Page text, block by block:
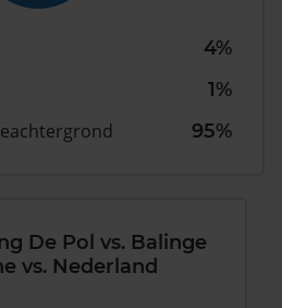
4%
1%
95%
De Pol vs. Balinge
vs. Nederland